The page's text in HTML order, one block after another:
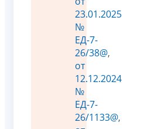
23.01.2025
№
ЕД-7-
26/38@,
от
12.12.2024
№
ЕД-7-
26/1133@,